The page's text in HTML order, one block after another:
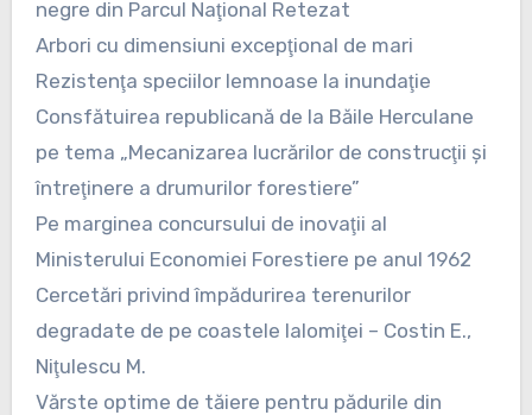
negre din Parcul Naţional Retezat
Arbori cu dimensiuni excepţional de mari
Rezistenţa speciilor lemnoase la inundaţie
Consfătuirea republicană de la Băile Herculane
pe tema „Mecanizarea lucrărilor de construcţii şi
întreţinere a drumurilor forestiere”
Pe marginea concursului de inovaţii al
Ministerului Economiei Forestiere pe anul 1962
Cercetări privind împădurirea terenurilor
degradate de pe coastele Ialomiţei – Costin E.,
Niţulescu M.
Vărste optime de tăiere pentru pădurile din